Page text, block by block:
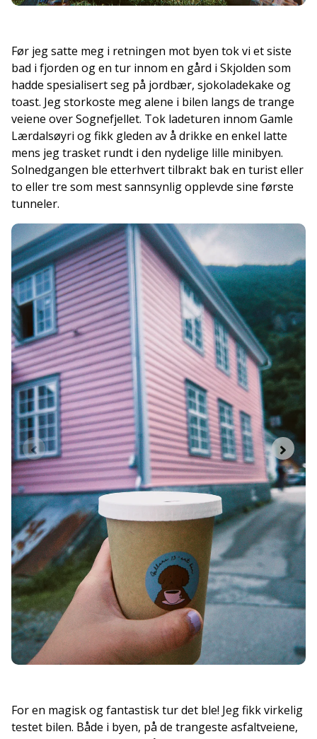
Før jeg satte meg i retningen mot byen tok vi et siste
bad i fjorden og en tur innom en gård i Skjolden som
hadde spesialisert seg på jordbær, sjokoladekake og
toast. Jeg storkoste meg alene i bilen langs de trange
veiene over Sognefjellet. Tok ladeturen innom Gamle
Lærdalsøyri og fikk gleden av å drikke en enkel latte
mens jeg trasket rundt i den nydelige lille minibyen.
Solnedgangen ble etterhvert tilbrakt bak en turist eller
to eller tre som mest sannsynlig opplevde sine første
tunneler.
For en magisk og fantastisk tur det ble! Jeg fikk virkelig
testet bilen. Både i byen, på de trangeste asfaltveiene,